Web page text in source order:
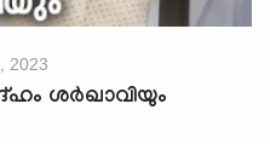
2023
ശർഖാവിയും